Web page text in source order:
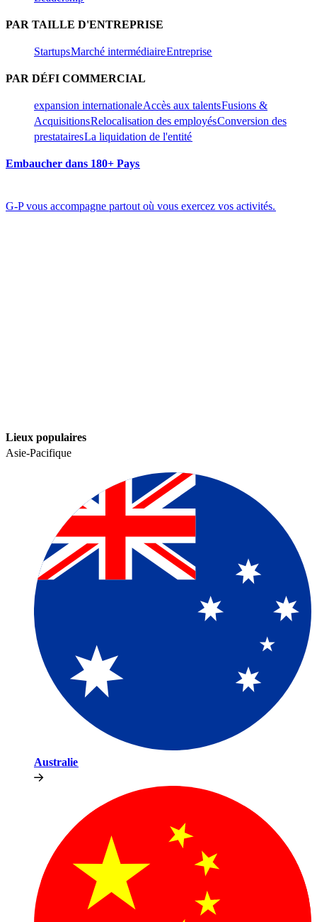
PAR TAILLE D'ENTREPRISE​​
Startups​​Marché intermédiaire​​Entreprise​​
PAR DÉFI COMMERCIAL​​
expansion internationale​​Accès aux talents​​Fusions &
Acquisitions​​Relocalisation des employés​​Conversion des
prestataires​​La liquidation de l'entité​​
Embaucher dans 180+ Pays​​
G-P vous accompagne partout où vous exercez vos activités.​​
Lieux populaires​​
Asie-Pacifique​​
Australie​​